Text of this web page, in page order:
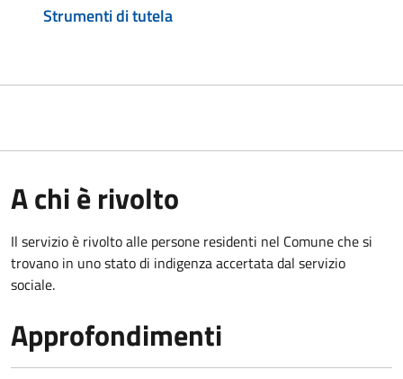
Strumenti di tutela
A chi è rivolto
Il servizio è rivolto alle persone residenti nel Comune che si
trovano in uno stato di indigenza accertata dal servizio
sociale.
Approfondimenti